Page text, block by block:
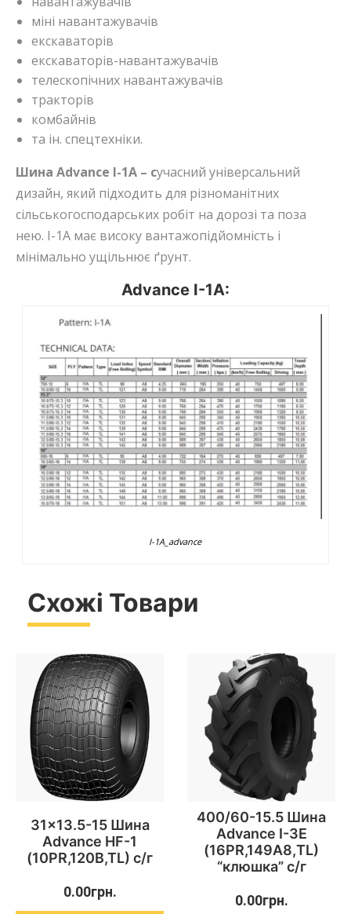
міні навантажувачів
екскаваторів
екскаваторів-навантажувачів
телескопічних навантажувачів
тракторів
комбайнів
та ін. спецтехніки.
Шина Advance I-1A – cучасний універсальний
дизайн, який підходить для різноманітних
сільськогосподарських робіт на дорозі та поза
нею. І-1А має високу вантажопідйомність і
мінімально ущільнює ґрунт.
Advance I-1A:
I-1A_advance
Схожі Товари
31×13.5-15 Шина
Advance HF-1
(10PR,120B,TL) с/г
0.00грн.
400/60-15.5 Шина
Advance I-3E
(16PR,149А8,TL)
“клюшка” с/г
0.00грн.